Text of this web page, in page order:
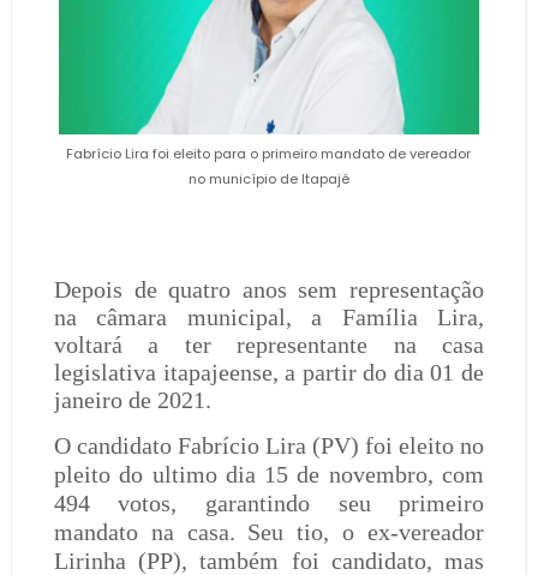
Fabrício Lira foi eleito para o primeiro mandato de vereador
no município de Itapajé
Depois de quatro anos sem representação
na câmara municipal, a Família Lira,
voltará a ter representante na casa
legislativa itapajeense, a partir do dia 01 de
janeiro de 2021.
O candidato Fabrício Lira (PV) foi eleito no
pleito do ultimo dia 15 de novembro, com
494 votos, garantindo seu primeiro
mandato na casa. Seu tio, o ex-vereador
Lirinha (PP), também foi candidato, mas